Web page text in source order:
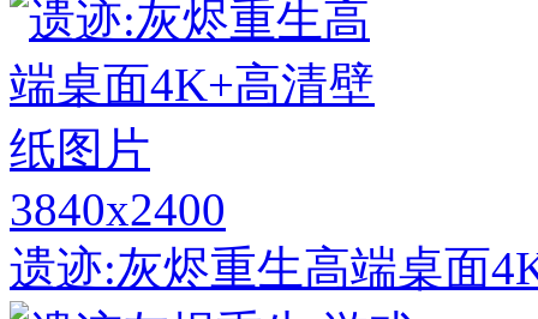
3840x2400
遗迹:灰烬重生高端桌面